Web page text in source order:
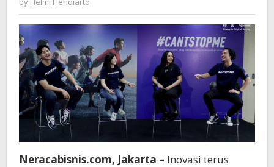
Neracabisnis.com, Jakarta – Inovasi terus